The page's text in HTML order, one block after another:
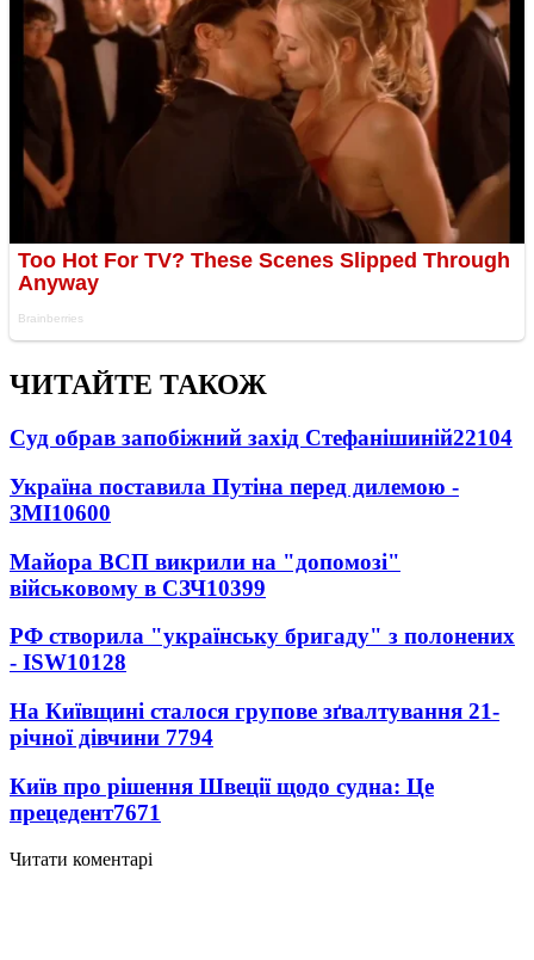
ЧИТАЙТЕ ТАКОЖ
Суд обрав запобіжний захід Стефанішиній22104
Україна поставила Путіна перед дилемою -
ЗМІ10600
Майора ВСП викрили на "допомозі"
військовому в СЗЧ10399
РФ створила "українську бригаду" з полонених
- ISW10128
На Київщині сталося групове зґвалтування 21-
річної дівчини 7794
Київ про рішення Швеції щодо судна: Це
прецедент7671
Читати коментарі